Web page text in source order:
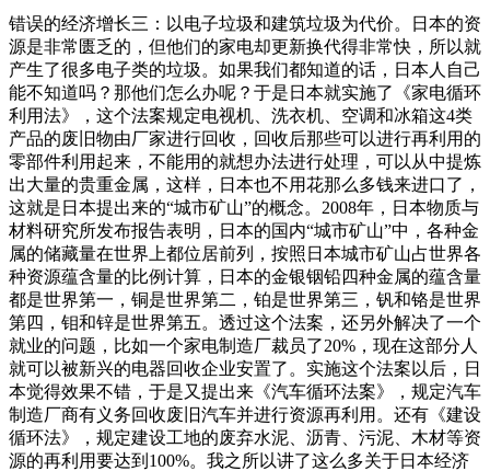
错误的经济增长三：以电子垃圾和建筑垃圾为代价。日本的资
源是非常匮乏的，但他们的家电却更新换代得非常快，所以就
产生了很多电子类的垃圾。如果我们都知道的话，日本人自己
能不知道吗？那他们怎么办呢？于是日本就实施了《家电循环
利用法》，这个法案规定电视机、洗衣机、空调和冰箱这4类
产品的废旧物由厂家进行回收，回收后那些可以进行再利用的
零部件利用起来，不能用的就想办法进行处理，可以从中提炼
出大量的贵重金属，这样，日本也不用花那么多钱来进口了，
这就是日本提出来的“城市矿山”的概念。2008年，日本物质与
材料研究所发布报告表明，日本的国内“城市矿山”中，各种金
属的储藏量在世界上都位居前列，按照日本城市矿山占世界各
种资源蕴含量的比例计算，日本的金银铟铅四种金属的蕴含量
都是世界第一，铜是世界第二，铂是世界第三，钒和铬是世界
第四，钼和锌是世界第五。透过这个法案，还另外解决了一个
就业的问题，比如一个家电制造厂裁员了20%，现在这部分人
就可以被新兴的电器回收企业安置了。实施这个法案以后，日
本觉得效果不错，于是又提出来《汽车循环法案》，规定汽车
制造厂商有义务回收废旧汽车并进行资源再利用。还有《建设
循环法》，规定建设工地的废弃水泥、沥青、污泥、木材等资
源的再利用要达到100%。我之所以讲了这么多关于日本经济